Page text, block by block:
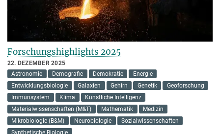
Forschungshighlights 2025
22. DEZEMBER 2025
Astronomie
Demografie Demokratie
Energie
Entwicklungsbiologie
Galaxien Gehirn Genetik
Geoforschung
Immunsystem
Klima
Künstliche Intelligenz
Materialwissenschaften (M&T)
Mathematik
Medizin
Mikrobiologie (B&M)
Neurobiologie
Sozialwissenschaften
Synthetische Biologie